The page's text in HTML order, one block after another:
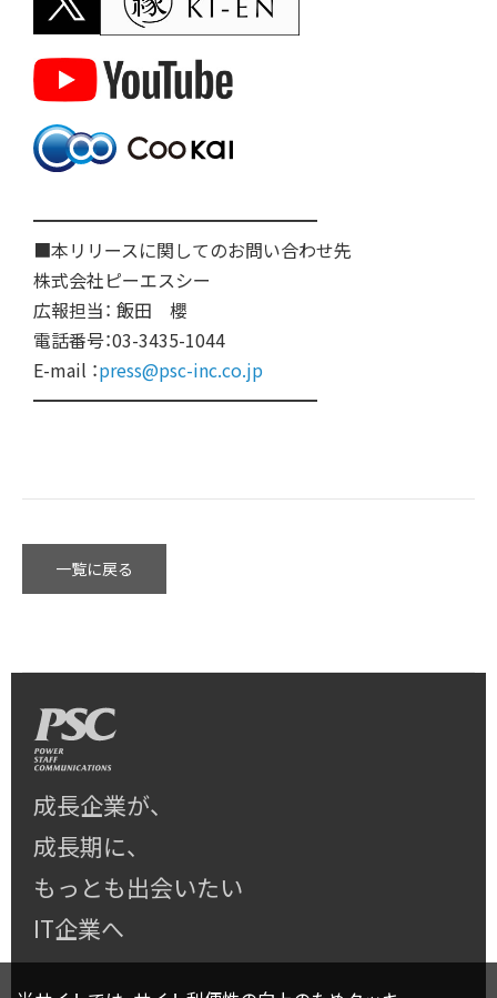
━━━━━━━━━━━━━━━━
■本リリースに関してのお問い合わせ先
株式会社ピーエスシー
広報担当： 飯田 櫻
電話番号：03-3435-1044
E-mail ：press@psc-inc.co.jp
━━━━━━━━━━━━━━━━
一覧に戻る
成長企業が、
成長期に、
もっとも出会いたい
IT企業へ